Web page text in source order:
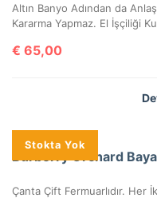
Kararma Yapmaz. El İşçiliği
€ 65,00
Stokta Yok
Burberry Orchard